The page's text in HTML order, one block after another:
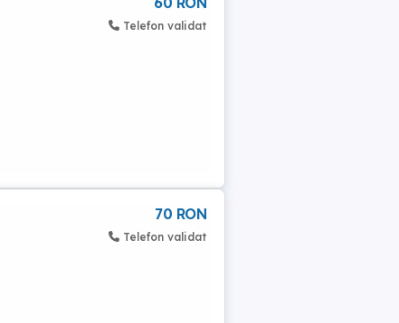
Telefon validat
70 RON
Telefon validat